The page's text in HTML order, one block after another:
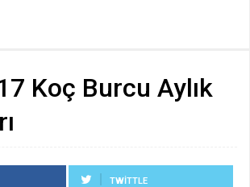
Koç Burcu Aylık
TWITTLE